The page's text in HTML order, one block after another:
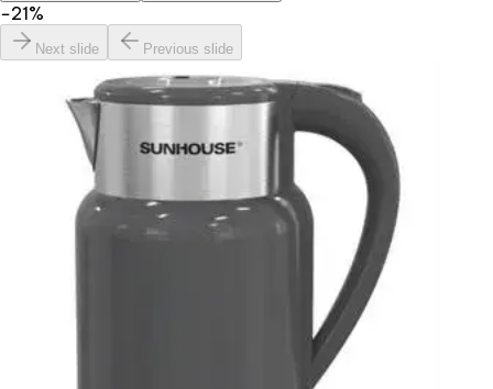
−21%
Next slide Previous slide